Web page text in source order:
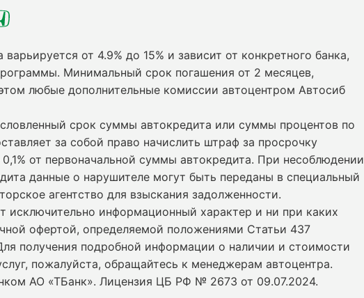
от 4.9% до 15% и зависит от конкретного банка,
Минимальный срок погашения от 2 месяцев,
любые дополнительные комиссии автоцентром Автосиб
срок суммы автокредита или суммы процентов по
за собой право начислить штраф за просрочку
от первоначальной суммы автокредита. При несоблюдении
данные о нарушителе могут быть переданы в специальный
агентство для взыскания задолженности.
исключительно информационный характер и ни при каких
офертой, определяемой положениями Статьи 437
получения подробной информации о наличии и стоимости
пожалуйста, обращайтесь к менеджерам автоцентра.
АО «ТБанк». Лицензия ЦБ РФ № 2673 от 09.07.2024.